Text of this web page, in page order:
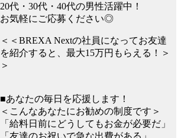
20代・30代・40代の男性活躍中！
お気軽にご応募ください◎
＜＜BREXA Nextの社員になってお友達
を紹介すると、最大15万円もらえる！＞
＞
■あなたの毎日を応援します！
＜こんなあなたにお勧めの制度です＞
「給料日前にどうしてもお金が必要だ」
「友達のお祝いで急な出費がある」